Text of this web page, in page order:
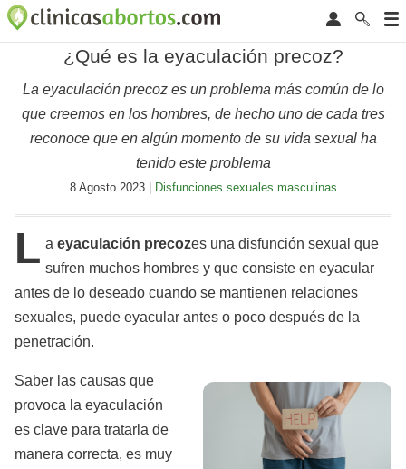
¿Qué es la eyaculación precoz?
La eyaculación precoz es un problema más común de lo
que creemos en los hombres, de hecho uno de cada tres
reconoce que en algún momento de su vida sexual ha
tenido este problema
8 Agosto 2023 | Disfunciones sexuales masculinas
L a eyaculación precozes una disfunción sexual que
sufren muchos hombres y que consiste en eyacular
antes de lo deseado cuando se mantienen relaciones
sexuales, puede eyacular antes o poco después de la
penetración.
Saber las causas que
provoca la eyaculación
es clave para tratarla de
manera correcta, es muy